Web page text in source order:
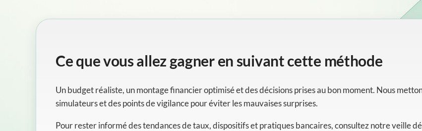
Ce que vous allez gagner en suivant cette méthode
Un budget réaliste, un montage financier optimisé et des décisions prises au bon moment. Nous
simulateurs et des points de vigilance pour éviter les mauvaises surprises.
Pour rester informé des tendances de taux, dispositifs et pratiques bancaires, consultez notre veille